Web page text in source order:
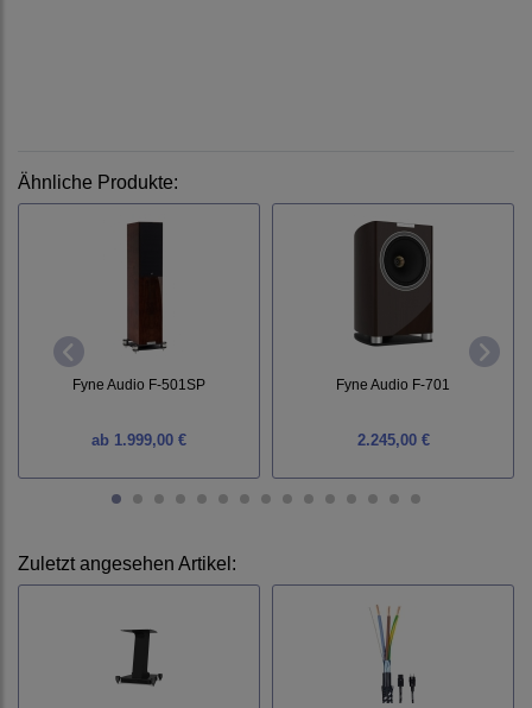
Ähnliche Produkte:
Fyne Audio F-501SP
ab 1.999,00 €
Fyne Audio F-701
2.245,00 €
Zuletzt angesehen Artikel: